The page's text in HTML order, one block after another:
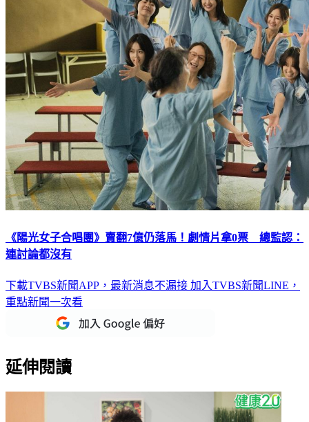
《陽光女子合唱團》賣翻7億仍落馬！劇情片拿0票 總監認：
下載TVBS新聞APP，最新消息不漏接
重點新聞一次看